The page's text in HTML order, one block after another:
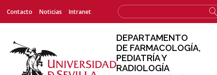
Menú
Contacto Noticias Intranet
de
Buscar
DEPARTAMENTO
DE FARMACOLOGÍA,
PEDIATRÍA Y
RADIOLOGÍA